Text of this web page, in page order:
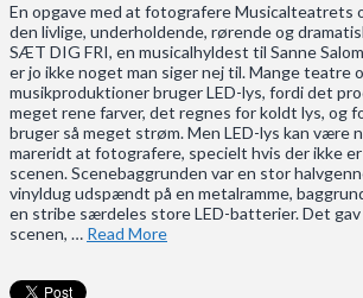
En opgave med at fotografere Musicalteatrets
den livlige, underholdende, rørende og
SÆT DIG FRI, en musicalhyldest til Sanne
er jo ikke noget man siger nej til. Mange teatre
musikproduktioner bruger LED-lys, fordi det
meget rene farver, det regnes for koldt lys, og
bruger så meget strøm. Men LED-lys kan være
mareridt at fotografere, specielt hvis der ikke
scenen. Scenebaggrunden var en stor
vinyldug udspændt på en metalramme,
en stribe særdeles store LED-batterier. Det
scenen, … Read More